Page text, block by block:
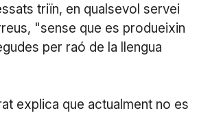
triïn, en qualsevol servei
"sense que es produeixin
per raó de la llengua
explica que actualment no es